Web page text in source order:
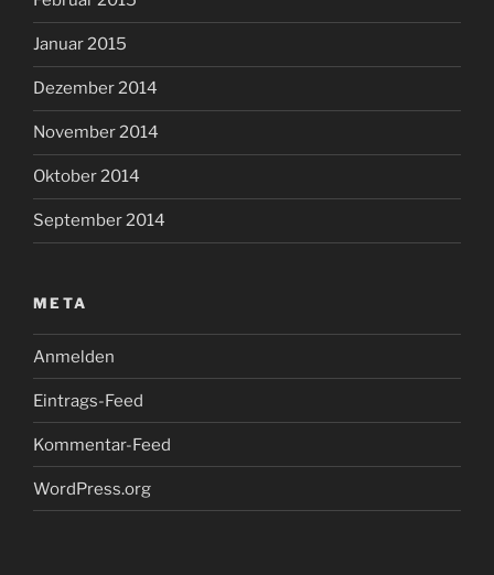
Januar 2015
Dezember 2014
November 2014
Oktober 2014
September 2014
META
Anmelden
Eintrags-Feed
Kommentar-Feed
WordPress.org